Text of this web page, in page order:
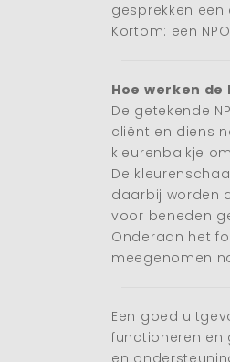
gesprekken
Kortom: een
Hoe werken
De getekende
cliënt en diens
kleurenbalkje
De
daarbij worden
voor beneden
Onderaan het
meegenomen
Een goed
functioneren
en